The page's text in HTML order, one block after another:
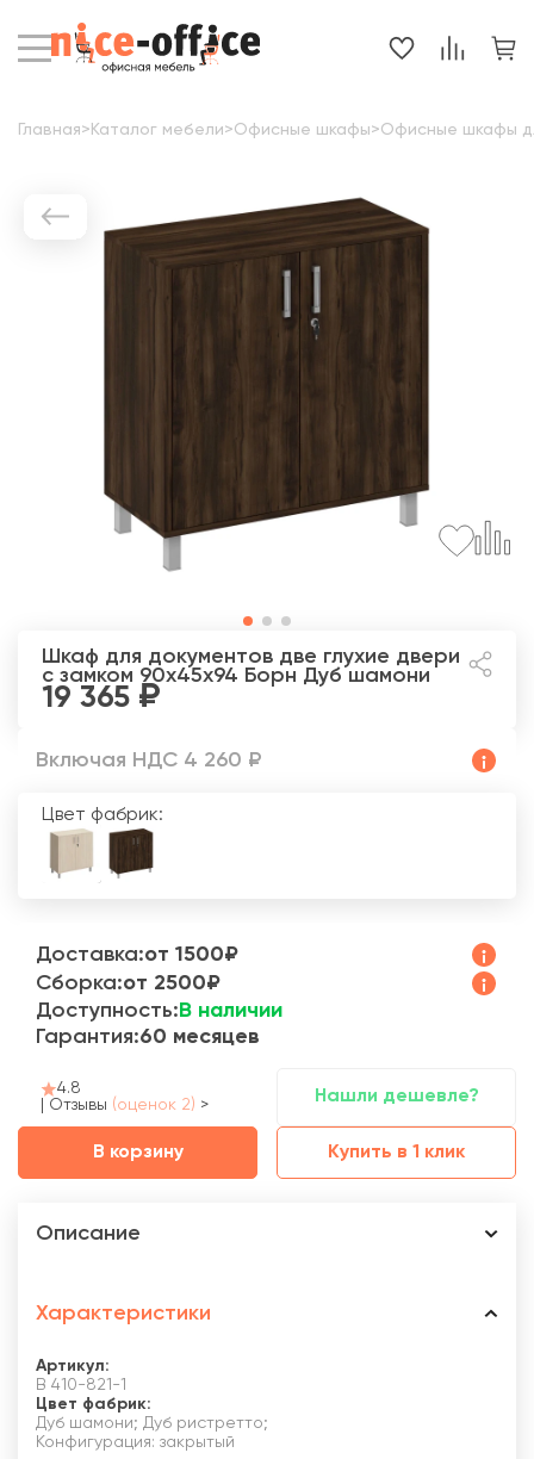
Главная> Каталог мебели>Офисные шкафы>Офисные шкафы
Шкаф для документов две глухие двери
с замком 90x45x94 Борн Дуб шамони
19 365
Включая НДС 4 260 ₽
Цвет фабрик:
Доставка:от 1500₽
Сборка:от 2500₽
Доступность: В наличии
Гарантия:60 месяцев
4.8
Отзывы (оценок 2) > Нашли дешевле?
В корзину Купить в 1 клик
Описание
Характеристики
Артикул:
В 410-821-1
Цвет фабрик:
Дуб шамони; Дуб ристретто;
Конфигурация: закрытый